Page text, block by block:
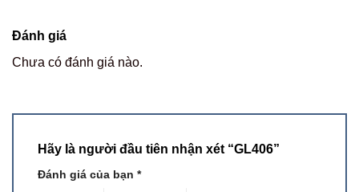
Đánh giá
Chưa có đánh giá nào.
Hãy là người đầu tiên nhận xét “GL406”
Đánh giá của bạn *